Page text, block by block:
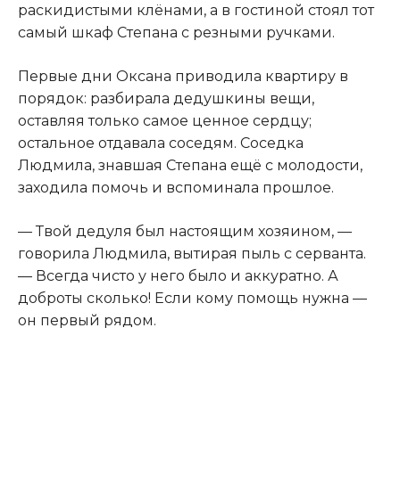
раскидистыми клёнами, а в гостиной стоял тот
самый шкаф Степана с резными ручками.
Первые дни Оксана приводила квартиру в
порядок: разбирала дедушкины вещи,
оставляя только самое ценное сердцу;
остальное отдавала соседям. Соседка
Людмила, знавшая Степана ещё с молодости,
заходила помочь и вспоминала прошлое.
— Твой дедуля был настоящим хозяином, —
говорила Людмила, вытирая пыль с серванта.
— Всегда чисто у него было и аккуратно. А
доброты сколько! Если кому помощь нужна —
он первый рядом.